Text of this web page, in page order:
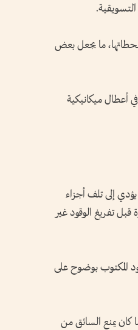
ما يجعل بعض
أعطال ميكانيكية
إلى تلف أجزاء
تفريغ الوقود غير
المكتوب بوضوح على
يمنع السائق من